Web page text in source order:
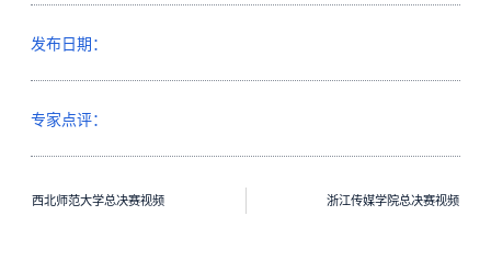
发布日期：
专家点评：
西北师范大学总决赛视频 浙江传媒学院总决赛视频